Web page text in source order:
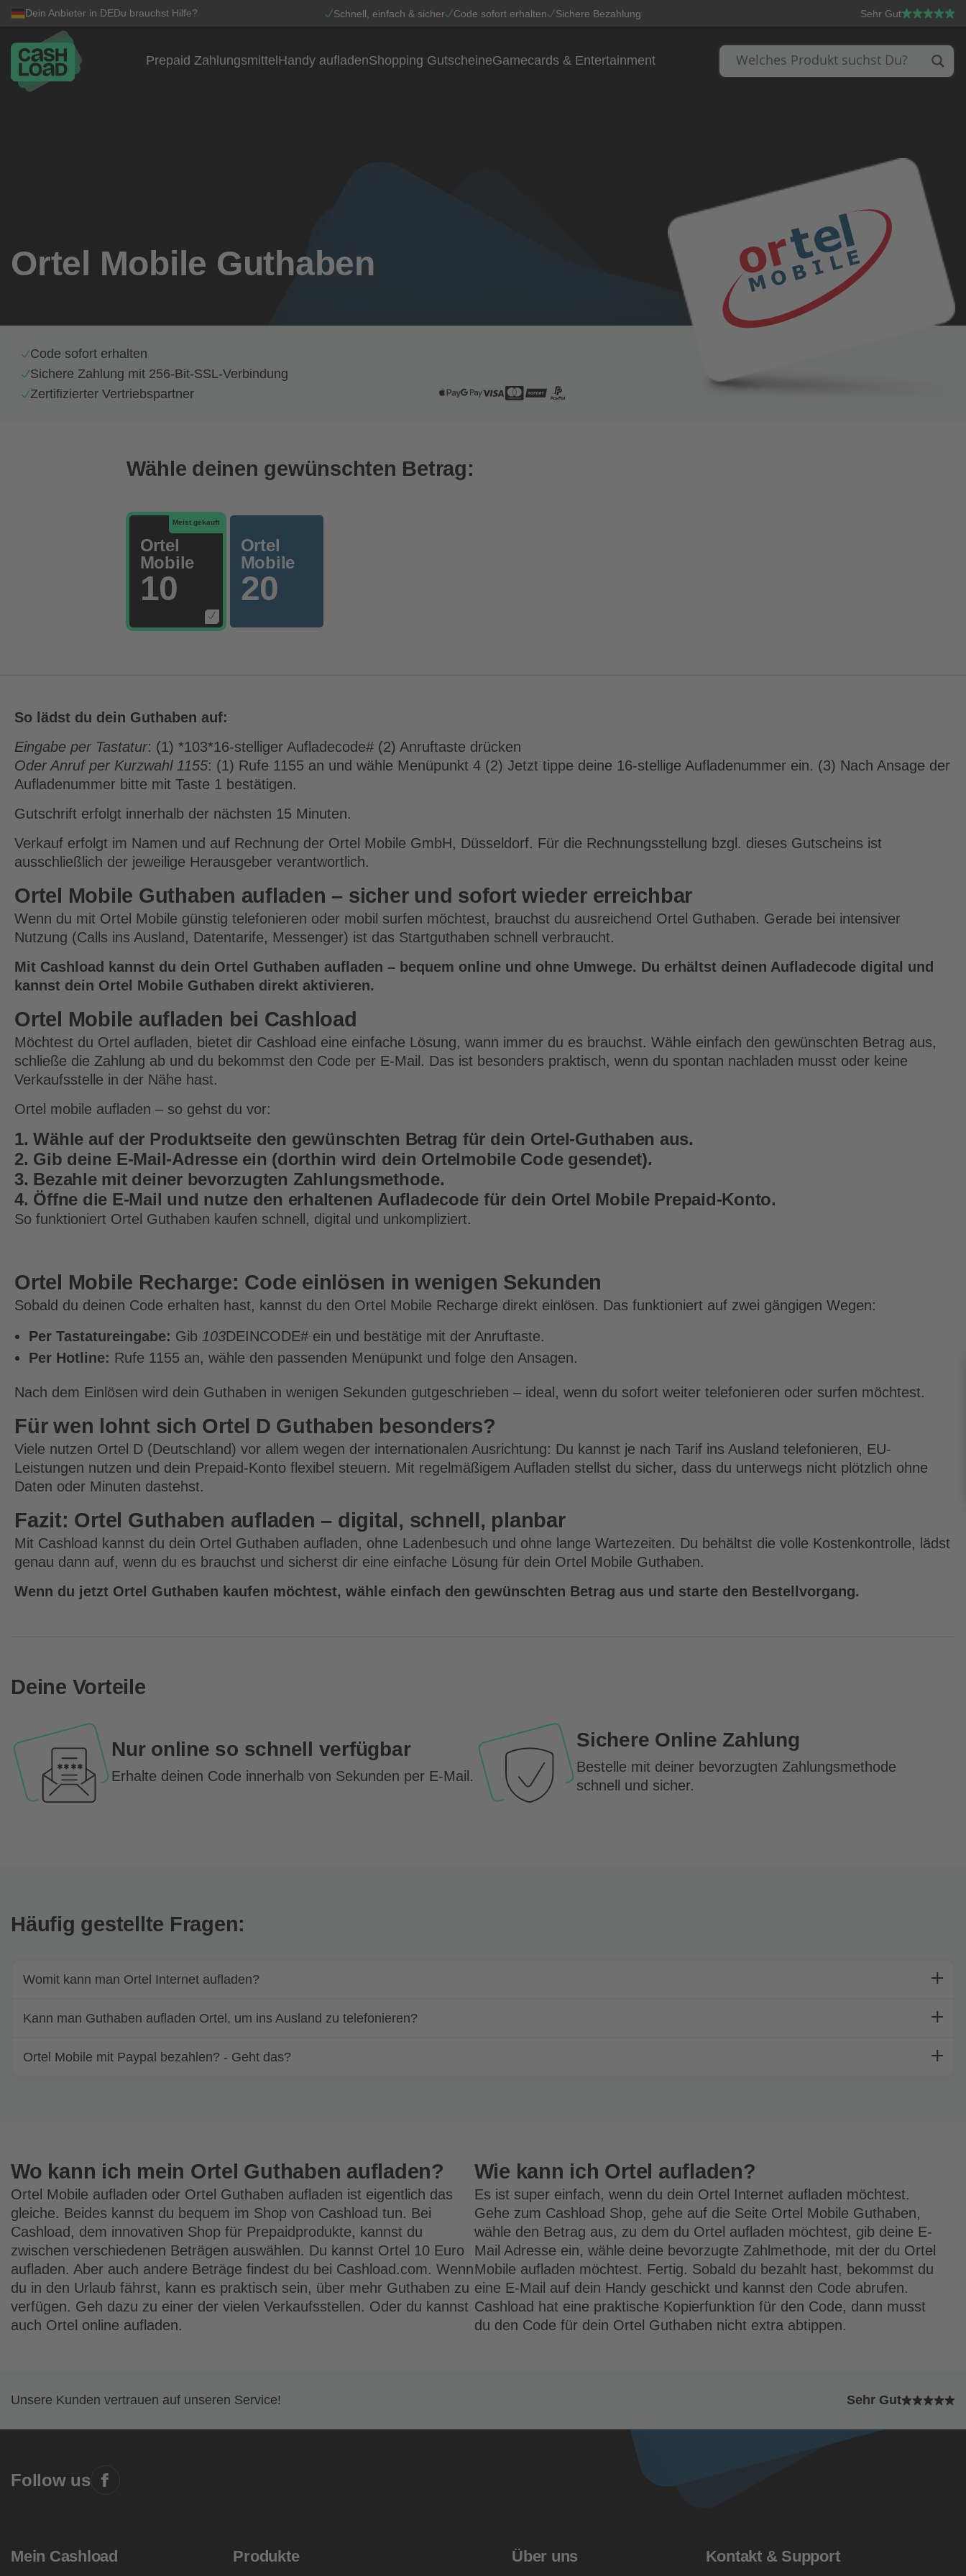
Dein Anbieter in DEDu brauchst Hilfe? Schnell, einfach & sicher Code sofort erhalten Sichere Bezahlung Sehr Gut
Prepaid Zahlungsmittel Handy aufladenShopping GutscheineGamecards & Entertainment
Ortel Mobile Guthaben
Code sofort erhalten
Sichere Zahlung mit 256-Bit-SSL-Verbindung
Zertifizierter Vertriebspartner
Wähle deinen gewünschten Betrag:
Ortel
Mobile
10
Meist gekauft
Ortel
Mobile
20
So lädst du dein Guthaben auf:
Eingabe per Tastatur: (1) *103*16-stelliger Aufladecode# (2) Anruftaste drücken
Oder Anruf per Kurzwahl 1155: (1) Rufe 1155 an und wähle Menüpunkt 4 (2) Jetzt tippe deine 16-stellige Aufladenummer ein. (3) Nach Ansage der
Aufladenummer bitte mit Taste 1 bestätigen.
Gutschrift erfolgt innerhalb der nächsten 15 Minuten.
Verkauf erfolgt im Namen und auf Rechnung der Ortel Mobile GmbH, Düsseldorf. Für die Rechnungsstellung bzgl. dieses Gutscheins ist
ausschließlich der jeweilige Herausgeber verantwortlich.
Ortel Mobile Guthaben aufladen – sicher und sofort wieder erreichbar
Wenn du mit Ortel Mobile günstig telefonieren oder mobil surfen möchtest, brauchst du ausreichend Ortel Guthaben. Gerade bei intensiver
Nutzung (Calls ins Ausland, Datentarife, Messenger) ist das Startguthaben schnell verbraucht.
Mit Cashload kannst du dein Ortel Guthaben aufladen – bequem online und ohne Umwege. Du erhältst deinen Aufladecode digital und
kannst dein Ortel Mobile Guthaben direkt aktivieren.
Ortel Mobile aufladen bei Cashload
Möchtest du Ortel aufladen, bietet dir Cashload eine einfache Lösung, wann immer du es brauchst. Wähle einfach den gewünschten Betrag aus,
schließe die Zahlung ab und du bekommst den Code per E-Mail. Das ist besonders praktisch, wenn du spontan nachladen musst oder keine
Verkaufsstelle in der Nähe hast.
Ortel mobile aufladen – so gehst du vor:
1. Wähle auf der Produktseite den gewünschten Betrag für dein Ortel-Guthaben aus.
2. Gib deine E-Mail-Adresse ein (dorthin wird dein Ortelmobile Code gesendet).
3. Bezahle mit deiner bevorzugten Zahlungsmethode.
4. Öffne die E-Mail und nutze den erhaltenen Aufladecode für dein Ortel Mobile Prepaid-Konto.
So funktioniert Ortel Guthaben kaufen schnell, digital und unkompliziert.
Ortel Mobile Recharge: Code einlösen in wenigen Sekunden
Sobald du deinen Code erhalten hast, kannst du den Ortel Mobile Recharge direkt einlösen. Das funktioniert auf zwei gängigen Wegen:
Per Tastatureingabe: Gib 103DEINCODE# ein und bestätige mit der Anruftaste.
Per Hotline: Rufe 1155 an, wähle den passenden Menüpunkt und folge den Ansagen.
Nach dem Einlösen wird dein Guthaben in wenigen Sekunden gutgeschrieben – ideal, wenn du sofort weiter telefonieren oder surfen möchtest.
Für wen lohnt sich Ortel D Guthaben besonders?
Viele nutzen Ortel D (Deutschland) vor allem wegen der internationalen Ausrichtung: Du kannst je nach Tarif ins Ausland telefonieren, EU-
Leistungen nutzen und dein Prepaid-Konto flexibel steuern. Mit regelmäßigem Aufladen stellst du sicher, dass du unterwegs nicht plötzlich ohne
Daten oder Minuten dastehst.
Fazit: Ortel Guthaben aufladen – digital, schnell, planbar
Mit Cashload kannst du dein Ortel Guthaben aufladen, ohne Ladenbesuch und ohne lange Wartezeiten. Du behältst die volle Kostenkontrolle, lädst
genau dann auf, wenn du es brauchst und sicherst dir eine einfache Lösung für dein Ortel Mobile Guthaben.
Wenn du jetzt Ortel Guthaben kaufen möchtest, wähle einfach den gewünschten Betrag aus und starte den Bestellvorgang.
Deine Vorteile
Nur online so schnell verfügbar
Erhalte deinen Code innerhalb von Sekunden per E-Mail.
Sichere Online Zahlung
Bestelle mit deiner bevorzugten Zahlungsmethode
schnell und sicher.
Häufig gestellte Fragen:
Womit kann man Ortel Internet aufladen?
Kann man Guthaben aufladen Ortel, um ins Ausland zu telefonieren?
Ortel Mobile mit Paypal bezahlen? - Geht das?
Wo kann ich mein Ortel Guthaben aufladen?
Ortel Mobile aufladen oder Ortel Guthaben aufladen ist eigentlich das
gleiche. Beides kannst du bequem im Shop von Cashload tun. Bei
Cashload, dem innovativen Shop für Prepaidprodukte, kannst du
zwischen verschiedenen Beträgen auswählen. Du kannst Ortel 10 Euro
aufladen. Aber auch andere Beträge findest du bei Cashload.com. Wenn
du in den Urlaub fährst, kann es praktisch sein, über mehr Guthaben zu
verfügen. Geh dazu zu einer der vielen Verkaufsstellen. Oder du kannst
auch Ortel online aufladen.
Wie kann ich Ortel aufladen?
Es ist super einfach, wenn du dein Ortel Internet aufladen möchtest.
Gehe zum Cashload Shop, gehe auf die Seite Ortel Mobile Guthaben,
wähle den Betrag aus, zu dem du Ortel aufladen möchtest, gib deine E-
Mail Adresse ein, wähle deine bevorzugte Zahlmethode, mit der du Ortel
Mobile aufladen möchtest. Fertig. Sobald du bezahlt hast, bekommst du
eine E-Mail auf dein Handy geschickt und kannst den Code abrufen.
Cashload hat eine praktische Kopierfunktion für den Code, dann musst
du den Code für dein Ortel Guthaben nicht extra abtippen.
Unsere Kunden vertrauen auf unseren Service! Sehr Gut
Follow us
Mein Cashload Produkte Über uns Kontakt & Support